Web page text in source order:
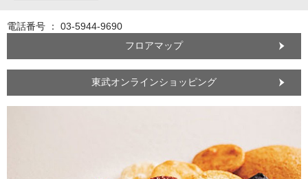
電話番号 ： 03-5944-9690
フロアマップ
東武オンラインショッピング